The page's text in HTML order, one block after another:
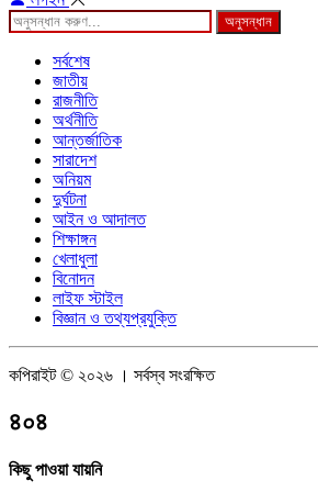
অনুসন্ধান
সর্বশেষ
জাতীয়
রাজনীতি
অর্থনীতি
আন্তর্জাতিক
সারাদেশ
অনিয়ম
দুর্ঘটনা
আইন ও আদালত
শিক্ষাঙ্গন
খেলাধুলা
বিনোদন
লাইফ স্টাইল
বিজ্ঞান ও তথ্যপ্রযুক্তি
কপিরাইট © ২০২৬ । সর্বস্ব সংরক্ষিত
৪০৪
কিছু পাওয়া যায়নি